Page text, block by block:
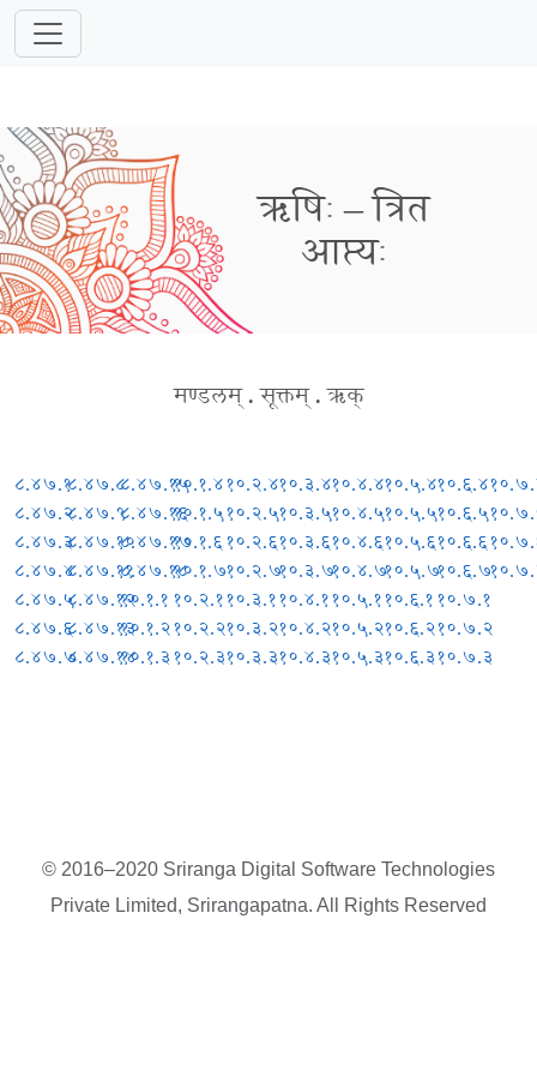
ऋषिः – त्रित
आप्त्यः
मण्डलम् . सूक्तम् . ऋक्
८.४७.१
८.४७.२
८.४७.३
८.४७.४
८.४७.५
८.४७.६
८.४७.७
८.४७.८
८.४७.९
८.४७.१०
८.४७.११
८.४७.१२
८.४७.१३
८.४७.१४
८.४७.१५
८.४७.१६
८.४७.१७
८.४७.१८
१०.१.१
१०.१.२
१०.१.३
१०.१.४
१०.१.५
१०.१.६
१०.१.७
१०.२.१
१०.२.२
१०.२.३
१०.२.४
१०.२.५
१०.२.६
१०.२.७
१०.३.१
१०.३.२
१०.३.३
१०.३.४
१०.३.५
१०.३.६
१०.३.७
१०.४.१
१०.४.२
१०.४.३
१०.४.४
१०.४.५
१०.४.६
१०.४.७
१०.५.१
१०.५.२
१०.५.३
१०.५.४
१०.५.५
१०.५.६
१०.५.७
१०.६.१
१०.६.२
१०.६.३
१०.६.४
१०.६.५
१०.६.६
१०.६.७
१०.७.१
१०.७.२
१०.७.३
© 2016–2020 Sriranga Digital Software Technologies
Private Limited, Srirangapatna. All Rights Reserved